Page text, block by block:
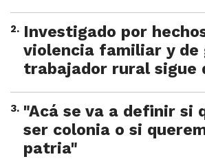
2. Investigado por
violencia familiar y de
trabajador rural sigue
3. "Acá se va a definir si
ser colonia o si
patria"